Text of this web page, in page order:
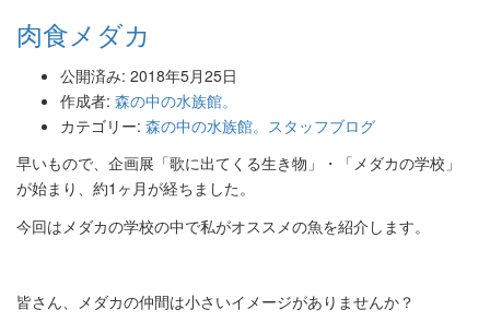
肉食メダカ
公開済み: 2018年5月25日
作成者: 森の中の水族館。
カテゴリー: 森の中の水族館。スタッフブログ
早いもので、企画展「歌に出てくる生き物」・「メダカの学校」
が始まり、約1ヶ月が経ちました。
今回はメダカの学校の中で私がオススメの魚を紹介します。
皆さん、メダカの仲間は小さいイメージがありませんか？